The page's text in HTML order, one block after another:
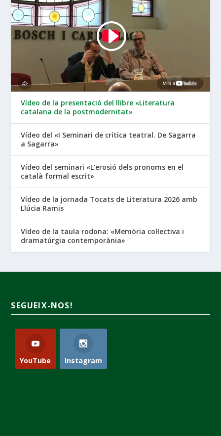
Vídeo de la presentació del llibre «Literatura
catalana de la postmodernitat»
Vídeo del «I Seminari de crítica teatral. De Sagarra
a Sagarra»
Vídeo del seminari «L’erosió dels pronoms en el
català formal escrit»
Vídeo de la jornada Tocats de Literatura 2026 amb
Llúcia Ramis
Vídeo de la taula rodona: «Memòria col·lectiva i
dramatúrgia contemporània»
SEGUEIX-NOS!
YouTube Instagram